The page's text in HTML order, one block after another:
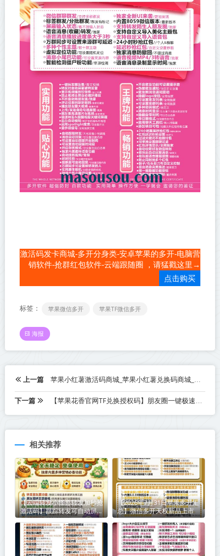
激活码发卡商城-多开分身类-安卓苹果的多开-电脑营
销软件-抢群红包软件-云端跟随圈 ，请猛戳这里→
点击购买
标签： 苹果微信多开 苹果TF微信多开
海报
上一篇 苹果小红薯激活码商城_苹果小红薯兑换码商城_苹果授权码卡密自助商城
下一篇 【苹果花香官网TF兑换授权码】朋友圈一键极速转发一秒语音
相关推荐
【云端转发小怪兽转发加秒抢
激活码】跟踪转发可自动屏蔽
被转发者《云端转发小怪兽转
发加秒抢封号么》
【2026年7月31日苹果多开汇
总】微信多开天权新品上市